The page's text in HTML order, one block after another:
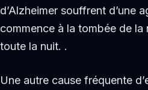
d’Alzheimer souffrent d’une
commence à la tombée de
toute la nuit. .
Une autre cause fréquente